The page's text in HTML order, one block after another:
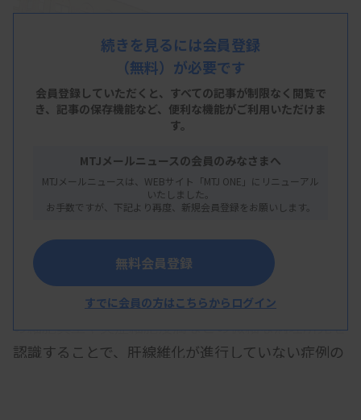
は5月23日、脂肪肝の生検標本をデジタル化した病
理画像を基に、肝がん発症リスクを予測する人工知
能（AI）モデルを開発したと発表した。非がん組織
の細胞異型や炎症細胞浸潤などの微細な病理所見を
認識することで、肝線維化が進行していない症例の
続きを見るには会員登録
（無料）が必要です
会員登録していただくと、すべての記事が制限なく閲覧で
き、 記事の保存機能など、便利な機能がご利用いただけま
す。
MTJメールニュースの会員のみなさまへ
MTJメールニュースは、WEBサイト「MTJ ONE」にリニューアル
いたしました。
お手数ですが、下記より再度、新規会員登録をお願いします。
無料会員登録
すでに会員の方はこちらからログイン